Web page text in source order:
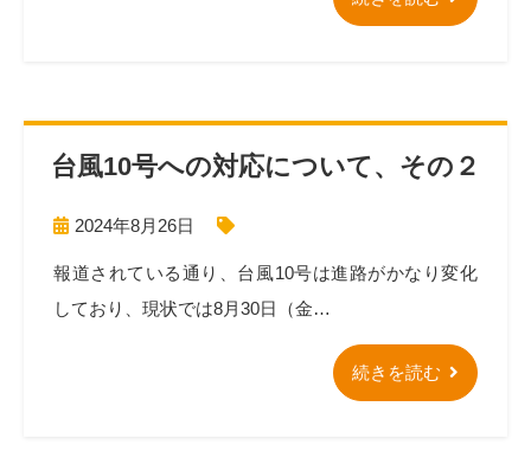
台風10号への対応について、その２
2024年8月26日
報道されている通り、台風10号は進路がかなり変化
しており、現状では8月30日（金…
続きを読む